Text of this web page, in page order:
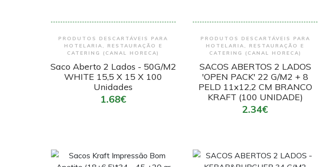
Encomendar
PRODUTOS DESCARTÁVEIS PARA
HOTELARIA, RESTAURAÇÃO E
CATERING (CANAL HORECA)
Saco Aberto 2 Lados - 50G/M2
WHITE 15,5 X 15 X 100
Unidades
1.68€
Encomendar
PRODUTOS DESCARTÁVEIS PARA
HOTELARIA, RESTAURAÇÃO E
CATERING (CANAL HORECA)
SACOS ABERTOS 2 LADOS
'OPEN PACK' 22 G/M2 + 8
PELD 11x12,2 CM BRANCO
KRAFT (100 UNIDADE)
2.34€